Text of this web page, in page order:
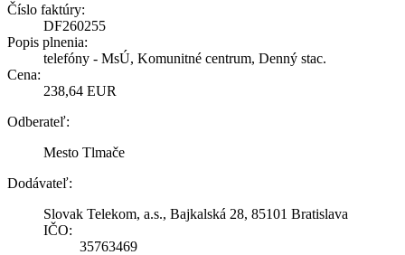
Číslo faktúry:
DF260255
Popis plnenia:
telefóny - MsÚ, Komunitné centrum, Denný stac.
Cena:
238,64 EUR
Odberateľ:
Mesto Tlmače
Dodávateľ:
Slovak Telekom, a.s., Bajkalská 28, 85101 Bratislava
IČO:
35763469